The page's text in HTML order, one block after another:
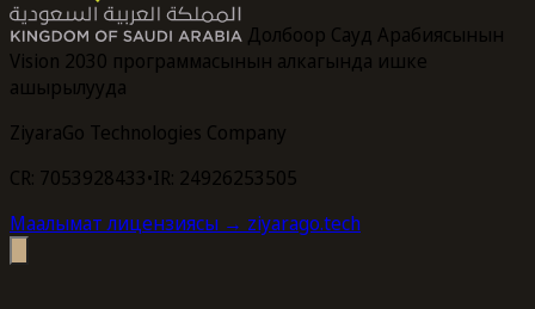
Долбоор Сауд Арабиясынын
Vision 2030 программасынын алкагында ишке
ашырылууда
ZiyaraGo Technologies Company
CR: 7053928433•IR: 24926253505
Маалымат лицензиясы → ziyarago.tech